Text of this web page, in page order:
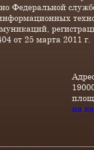
Федеральной
от 25 марта 2011 г.
на